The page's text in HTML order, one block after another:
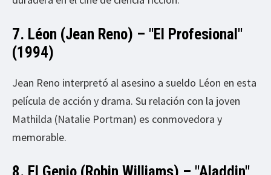
7. Léon (Jean Reno) – "El Profesional"
(1994)
Jean Reno interpretó al asesino a sueldo Léon en esta
película de acción y drama. Su relación con la joven
Mathilda (Natalie Portman) es conmovedora y
memorable.